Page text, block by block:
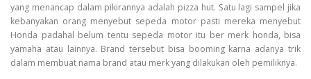
yang menancap dalam pikirannya adalah pizza hut. Satu lagi sampel jika
kebanyakan orang menyebut sepeda motor pasti mereka menyebut
Honda padahal belum tentu sepeda motor itu ber merk honda, bisa
yamaha atau lainnya. Brand tersebut bisa booming karna adanya trik
dalam membuat nama brand atau merk yang dilakukan oleh pemiliknya.